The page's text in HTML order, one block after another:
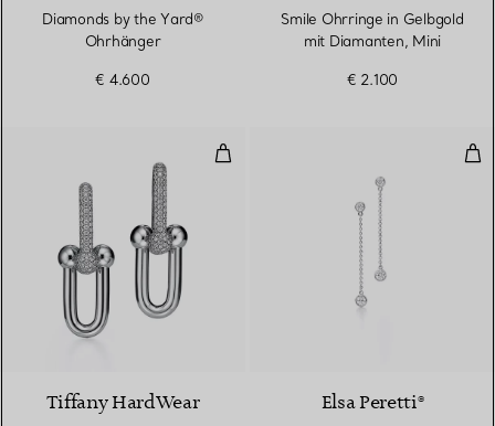
Diamonds by the Yard®
Ohrhänger
€ 4.600
Smile Ohrringe in Gelbgold
mit Diamanten, Mini
€ 2.100
Gliederohrringe, große Glieder
Tiffany HardWear Elsa Peretti®